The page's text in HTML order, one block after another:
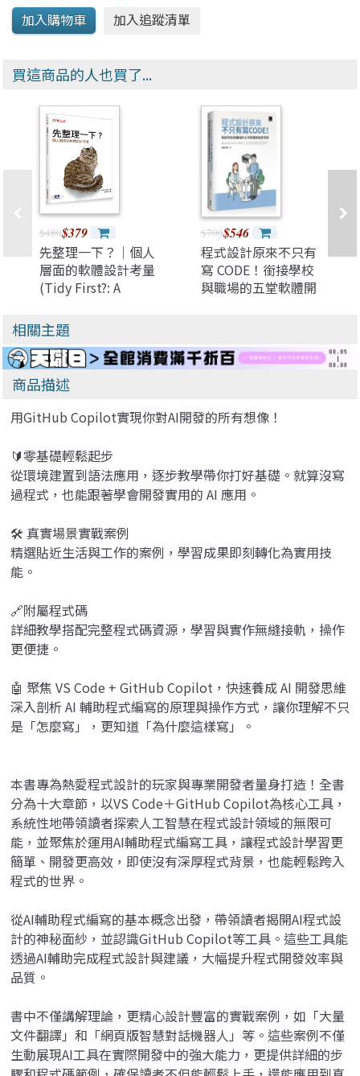
買這商品的人也買了...
$480$379
先整理一下？｜個人
層面的軟體設計考量
(Tidy First?: A
Empirical Software
Design)
$700$546
程式設計原來不只有
寫 CODE！銜接學校
與職場的五堂軟體開
from Classroom to
相關主題
商品描述
用GitHub Copilot實現你對AI開發的所有想像！
🔰零基礎輕鬆起步
從環境建置到語法應用，逐步教學帶你打好基礎。就算沒寫
過程式，也能跟著學會開發實用的 AI 應用。
🛠 真實場景實戰案例
精選貼近生活與工作的案例，學習成果即刻轉化為實用技
能。
🔗附屬程式碼
詳細教學搭配完整程式碼資源，學習與實作無縫接軌，操作
更便捷。
🤖 聚焦 VS Code + GitHub Copilot，快速養成 AI 開發思維
深入剖析 AI 輔助程式編寫的原理與操作方式，讓你理解不只
是「怎麼寫」，更知道「為什麼這樣寫」。
本書專為熱愛程式設計的玩家與專業開發者量身打造！全書
分為十大章節，以VS Code＋GitHub Copilot為核心工具，
系統性地帶領讀者探索人工智慧在程式設計領域的無限可
能，並聚焦於運用AI輔助程式編寫工具，讓程式設計學習更
簡單、開發更高效，即使沒有深厚程式背景，也能輕鬆跨入
程式的世界。
從AI輔助程式編寫的基本概念出發，帶領讀者揭開AI程式設
計的神秘面紗，並認識GitHub Copilot等工具。這些工具能
透過AI輔助完成程式設計與建議，大幅提升程式開發效率與
品質。
書中不僅講解理論，更精心設計豐富的實戰案例，如「大量
文件翻譯」和「網頁版智慧對話機器人」等。這些案例不僅
生動展現AI工具在實際開發中的強大能力，更提供詳細的步